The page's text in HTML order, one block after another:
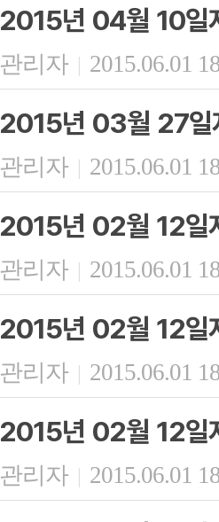
2015년 04월 10일
관리자 | 2015.06.01
2015년 03월 27일
관리자 | 2015.06.01
2015년 02월 12일
관리자 | 2015.06.01
2015년 02월 12일
관리자 | 2015.06.01
2015년 02월 12일
관리자 | 2015.06.01